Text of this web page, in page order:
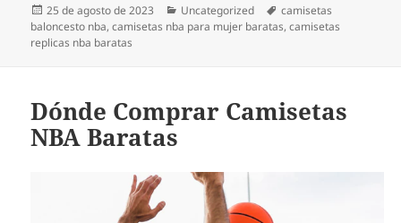
Publicado
el
25 de agosto de 2023 Categorías
Uncategorized Etiquetas
camisetas
baloncesto nba,camisetas nba para mujer baratas,camisetas
replicas nba baratas
Dónde Comprar Camisetas
NBA Baratas